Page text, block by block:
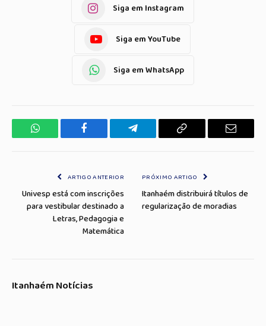
Siga em Instagram
Siga em YouTube
Siga em WhatsApp
WhatsApp Facebook Telegrama Copiar
E-
ARTIGO ANTERIOR
Univesp está com inscrições
para vestibular destinado a
Letras, Pedagogia e
Matemática
PRÓXIMO ARTIGO
Itanhaém distribuirá títulos de
regularização de moradias
Itanhaém Notícias